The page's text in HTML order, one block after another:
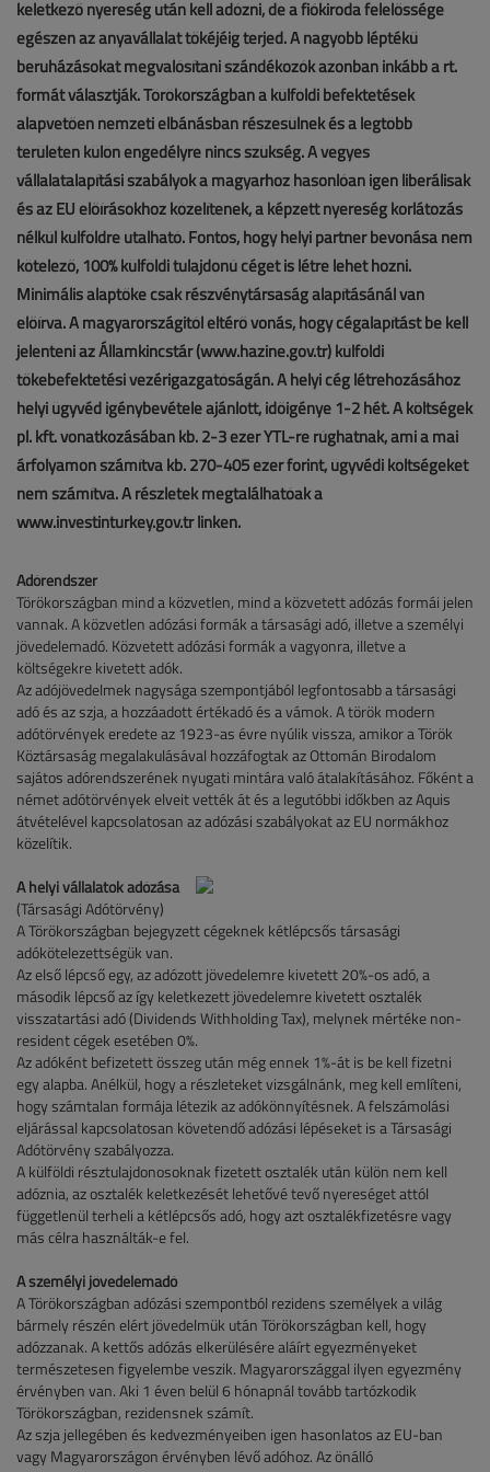
keletkező nyereség után kell adózni, de a fiókiroda felelőssége
egészen az anyavállalat tőkéjéig terjed. A nagyobb léptékű
beruházásokat megvalósítani szándékozók azonban inkább a rt.
formát választják. Törökországban a külföldi befektetések
alapvetően nemzeti elbánásban részesülnek és a legtöbb
területen külön engedélyre nincs szükség. A vegyes
vállalatalapítási szabályok a magyarhoz hasonlóan igen liberálisak
és az EU előírásokhoz közelítenek, a képzett nyereség korlátozás
nélkül külföldre utalható. Fontos, hogy helyi partner bevonása nem
kötelező, 100% külföldi tulajdonú céget is létre lehet hozni.
Minimális alaptőke csak részvénytársaság alapításánál van
előírva. A magyarországitól eltérő vonás, hogy cégalapítást be kell
jelenteni az Államkincstár (www.hazine.gov.tr) külföldi
tőkebefektetési vezérigazgatóságán. A helyi cég létrehozásához
helyi ügyvéd igénybevétele ajánlott, időigénye 1-2 hét. A költségek
pl. kft. vonatkozásában kb. 2-3 ezer YTL-re rúghatnak, ami a mai
árfolyamon számítva kb. 270-405 ezer forint, ügyvédi költségeket
nem számítva. A részletek megtalálhatóak a
www.investinturkey.gov.tr linken.
Adórendszer
Törökországban mind a közvetlen, mind a közvetett adózás formái jelen
vannak. A közvetlen adózási formák a társasági adó, illetve a személyi
jövedelemadó. Közvetett adózási formák a vagyonra, illetve a
költségekre kivetett adók.
Az adójövedelmek nagysága szempontjából legfontosabb a társasági
adó és az szja, a hozzáadott értékadó és a vámok. A török modern
adótörvények eredete az 1923-as évre nyúlik vissza, amikor a Török
Köztársaság megalakulásával hozzáfogtak az Ottomán Birodalom
sajátos adórendszerének nyugati mintára való átalakításához. Főként a
német adótörvények elveit vették át és a legutóbbi időkben az Aquis
átvételével kapcsolatosan az adózási szabályokat az EU normákhoz
közelítik.
A helyi vállalatok adózása
(Társasági Adótörvény)
A Törökországban bejegyzett cégeknek kétlépcsős társasági
adókötelezettségük van.
Az első lépcső egy, az adózott jövedelemre kivetett 20%-os adó, a
második lépcső az így keletkezett jövedelemre kivetett osztalék
visszatartási adó (Dividends Withholding Tax), melynek mértéke non-
resident cégek esetében 0%.
Az adóként befizetett összeg után még ennek 1%-át is be kell fizetni
egy alapba. Anélkül, hogy a részleteket vizsgálnánk, meg kell említeni,
hogy számtalan formája létezik az adókönnyítésnek. A felszámolási
eljárással kapcsolatosan követendő adózási lépéseket is a Társasági
Adótörvény szabályozza.
A külföldi résztulajdonosoknak fizetett osztalék után külön nem kell
adóznia, az osztalék keletkezését lehetővé tevő nyereséget attól
függetlenül terheli a kétlépcsős adó, hogy azt osztalékfizetésre vagy
más célra használták-e fel.
A személyi jövedelemadó
A Törökországban adózási szempontból rezidens személyek a világ
bármely részén elért jövedelmük után Törökországban kell, hogy
adózzanak. A kettős adózás elkerülésére aláírt egyezményeket
természetesen figyelembe veszik. Magyarországgal ilyen egyezmény
érvényben van. Aki 1 éven belül 6 hónapnál tovább tartózkodik
Törökországban, rezidensnek számít.
Az szja jellegében és kedvezményeiben igen hasonlatos az EU-ban
vagy Magyarországon érvényben lévő adóhoz. Az önálló